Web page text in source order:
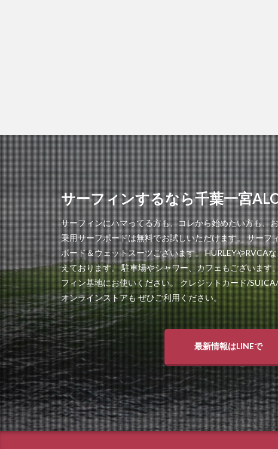
サーフィンするなら千葉一宮
サーフィンにハマってる方も、コレから始めたい方も、
乗用サーフボードは無料でお試しいただけます。 サーフ
ボード＆ウェットスーツございます。 HURLEYやRVCA
えております。 駐車場やシャワー、カフェもございます
フィン基地にお使いください。 クレジットカード/
オンラインストアも ぜひご利用ください。
最新情報はLINEで